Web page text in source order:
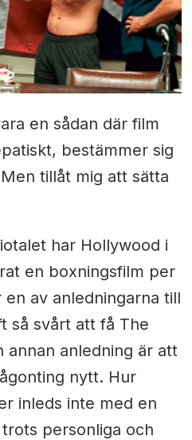
en sådan där film
bestämmer sig
tillåt mig att sätta
har Hollywood i
en boxningsfilm per
av anledningarna till
så svårt att få The
annan anledning är att
nytt. Hur
inleds inte med en
personliga och